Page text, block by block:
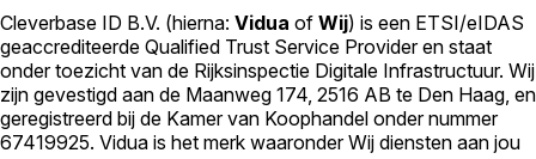
Cleverbase ID B.V. (hierna: Vidua of Wij) is een ETSI/eIDAS
geaccrediteerde Qualified Trust Service Provider en staat
onder toezicht van de Rijksinspectie Digitale Infrastructuur. Wij
zijn gevestigd aan de Maanweg 174, 2516 AB te Den Haag, en
geregistreerd bij de Kamer van Koophandel onder nummer
67419925. Vidua is het merk waaronder Wij diensten aan jou